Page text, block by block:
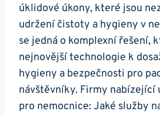
úklidové úkony, které jsou
udržení čistoty a hygieny v
se jedná o komplexní řešení,
nejnovější technologie k
hygieny a bezpečnosti pro
návštěvníky. Firmy nabízející
pro nemocnice: Jaké služby